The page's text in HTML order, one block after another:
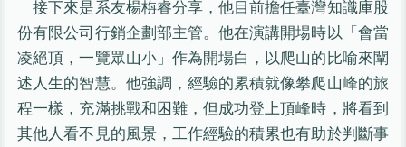
接下來是系友楊栴睿分享，他目前擔任臺灣知識庫股
份有限公司行銷企劃部主管。他在演講開場時以「會當
凌絕頂，一覽眾山小」作為開場白，以爬山的比喻來闡
述人生的智慧。他強調，經驗的累積就像攀爬山峰的旅
程一樣，充滿挑戰和困難，但成功登上頂峰時，將看到
其他人看不見的風景，工作經驗的積累也有助於判斷事